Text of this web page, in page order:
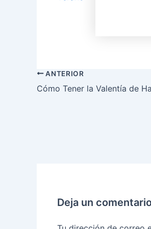
ANTERIOR
Cómo Tener la Valentía de
Deja un